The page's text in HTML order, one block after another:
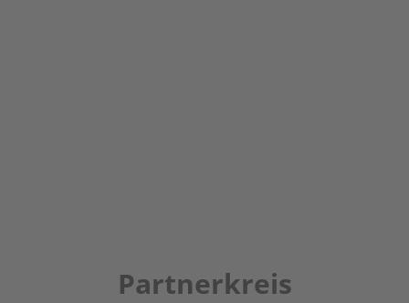
Partnerkreis